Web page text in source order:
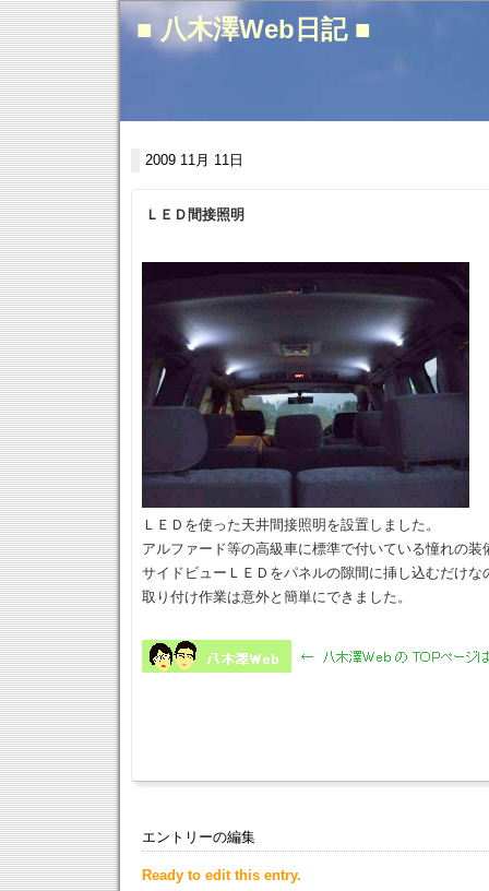
■ 八木澤Web日記 ■
2009 11月 11日
ＬＥＤ間接照明
ＬＥＤを使った天井間接照明を設置しました。
アルファード等の高級車に標準で付いている憧れの装
サイドビューＬＥＤをパネルの隙間に挿し込むだけな
取り付け作業は意外と簡単にできました。
エントリーの編集
Ready to edit this entry.